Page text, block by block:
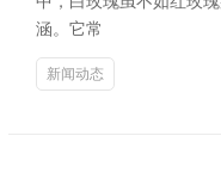
涵。它常
新闻动态